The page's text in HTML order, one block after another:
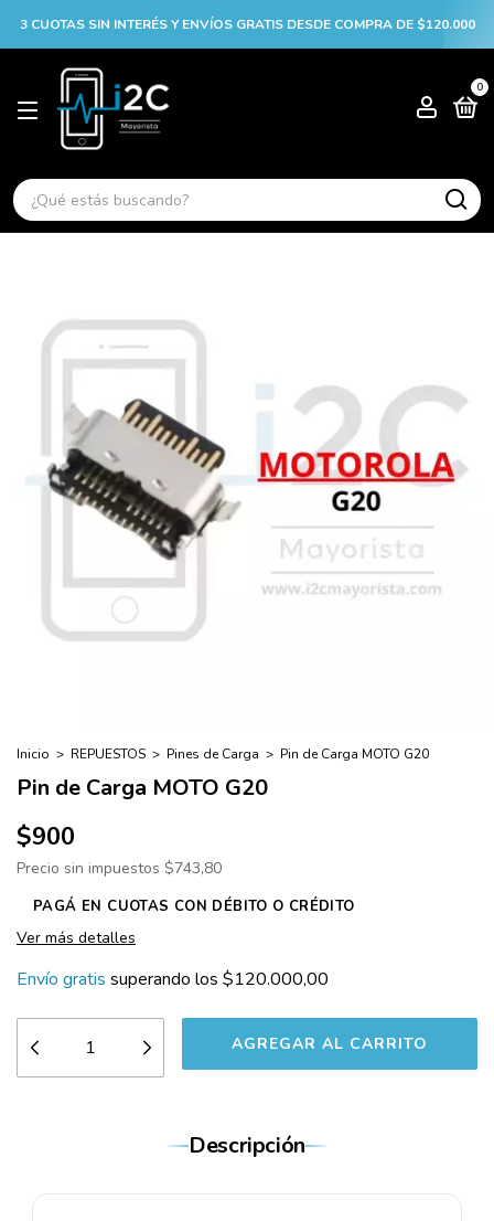
3 CUOTAS SIN INTERÉS Y ENVÍOS GRATIS DESDE COMPRA DE $120.000
0
Inicio > REPUESTOS > Pines de Carga > Pin de Carga MOTO G20
Pin de Carga MOTO G20
$900
Precio sin impuestos $743,80
Ver más detalles
Envío gratis superando los $120.000,00
Descripción